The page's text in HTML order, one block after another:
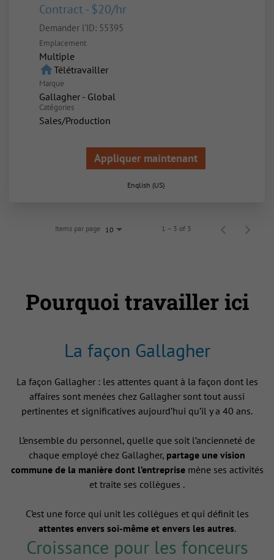
Contract - $20/hr
Demander l'ID: 55395
Emplacement
Multiple
homeTélétravailler
Marque
Gallagher - Global
Catégories
Sales/Production
Appliquer maintenant
English (US)
Items par page 10 1 – 3 of 3
Pourquoi travailler ici
La façon Gallagher
La façon Gallagher : les attentes quant à la façon dont les
affaires sont menées chez Gallagher sont tout aussi
pertinentes et significatives aujourd’hui qu’il y a 40 ans.
L’ensemble du personnel, quelle que soit l’ancienneté de
chaque employé chez Gallagher, partage une vision
commune de la manière dont l’entreprisemène ses activités
et traite ses collègues .
C’est une force qui unit les collègues et qui définit les
attentes envers soi-même et envers les autres.
Croissance pour les fonceurs